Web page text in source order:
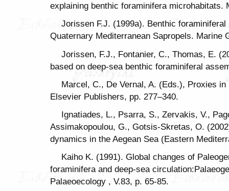
explaining benthic foraminifera microhabitats.
Jorissen F.J. (1999a). Benthic
Quaternary Mediterranean Sapropels. Marine
Jorissen, F.J., Fontanier, C., Thomas, E.
based on deep-sea benthic foraminiferal
Marcel, C., De Vernal, A. (Eds.), Proxies
Elsevier Publishers, pp. 277–340.
Ignatiades, L., Psarra, S., Zervakis, V.,
Assimakopoulou, G., Gotsis-Skretas, O.
dynamics in the Aegean Sea (Eastern
Kaiho K. (1991). Global changes of
foraminifera and deep-sea
Palaeoecology , V.83, p. 65-85.